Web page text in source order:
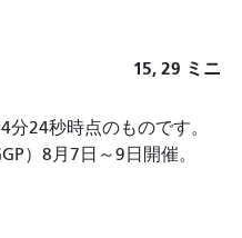
15, 29 ミニ
24秒時点のものです。
）8月7日～9日開催。